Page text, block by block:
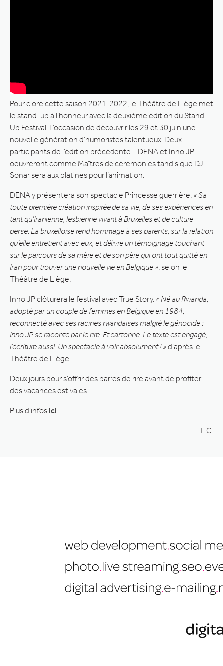
Pour clore cette saison 2021-2022, le Théâtre de Liège met
le stand-up à l’honneur avec la deuxième édition du Stand
Up Festival. L’occasion de découvrir les 29 et 30 juin une
nouvelle génération d’humoristes talentueux. Deux
participants de l’édition précédente – DENA et Inno JP –
oeuvreront comme Maîtres de cérémonies tandis que DJ
Sonar sera aux platines pour l’animation.
DENA y présentera son spectacle Princesse guerrière. « Sa
toute première création inspirée de sa vie, de ses expériences en
tant qu’Iranienne, lesbienne vivant à Bruxelles et de culture
perse. La bruxelloise rend hommage à ses parents, sur la relation
qu’elle entretient avec eux, et délivre un témoignage touchant
sur le parcours de sa mère et de son père qui ont tout quitté en
Iran pour trouver une nouvelle vie en Belgique » , selon le
Théâtre de Liège.
Inno JP clôturera le festival avec True Story. « Né au Rwanda,
adopté par un couple de femmes en Belgique en 1984,
reconnecté avec ses racines rwandaises malgré le génocide :
Inno JP se raconte par le rire. Et cartonne. Le texte est engagé,
l’écriture aussi. Un spectacle à voir absolument ! » d’après le
Théâtre de Liège.
Deux jours pour s’offrir des barres de rire avant de profiter
des vacances estivales.
Plus d’infos ici
T. C.